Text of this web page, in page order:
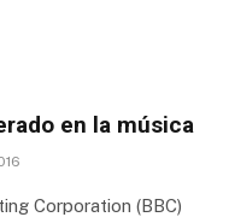
en la música
Corporation (BBC)